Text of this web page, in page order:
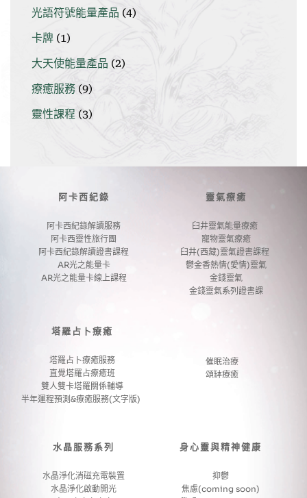
品
光語符號能量產品 44
卡牌 11
產
品
大天使能量產品 22
療癒服務 99
產
靈性課程 33
阿卡西紀錄
阿卡西紀錄解讀服務
阿卡西靈性旅行團
阿卡西紀錄解讀證書課程
AR光之能量卡
AR光之能量卡線上課程
靈氣療癒
臼井靈氣能量療癒
寵物靈氣療癒
臼井(西藏)靈氣證書課程
鬱金香熱情(愛情)靈氣
金錢靈氣
金錢靈氣系列證書課
塔羅占卜療癒
塔羅占卜療癒服務
直覺塔羅占療癒班
雙人雙卡塔羅關係輔導
半年運程預測&療癒服務(文字版)
催眠治療
頌缽療癒
水晶服務系列
水晶淨化消磁充電裝置
水晶淨化啟動開光
身心靈與精神健康
抑鬱
焦慮(coming soon)